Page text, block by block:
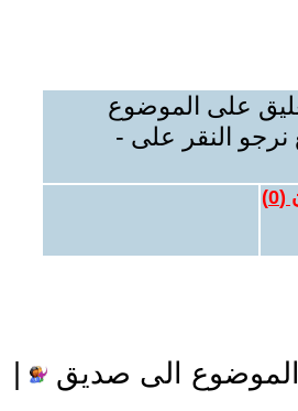
على الموضوع
نرجو النقر على -
(
0
)
الى صديق